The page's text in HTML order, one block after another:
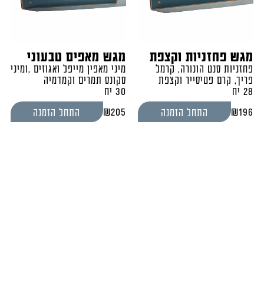
מגש פחזניות וקצפת
פחזניות סנט הונורה, קרמל
פריך, קרם פטיסייר וקצפת
28 יח
196
₪ התחל הזמנה
מגש מאפים טבעוני
מיני מאפין מייפל ואגוזים ,ומיני
סקונס תמרים וקמדמיה
30 יח
205
₪ התחל הזמנה